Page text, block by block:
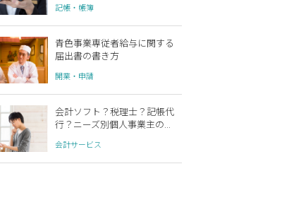
記帳・帳簿
青色事業専従者給与に関する
届出書の書き方
開業・申請
会計ソフト？税理士？記帳代
行？ニーズ別個人事業主の...
会計サービス